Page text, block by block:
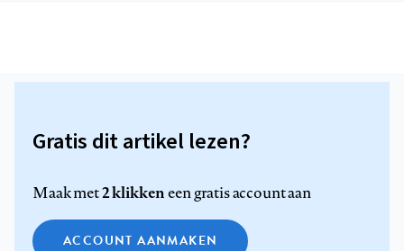
Gratis dit artikel lezen?
Maak met2 klikkeneen gratis account aan
ACCOUNT AANMAKEN